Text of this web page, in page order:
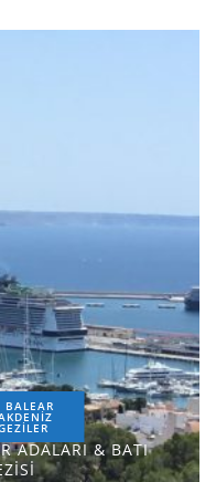
BALEAR
ADALARI & BATI